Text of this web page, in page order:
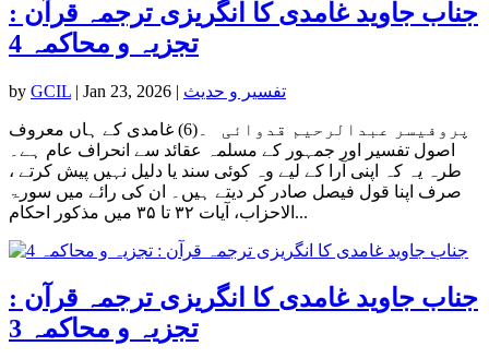
جناب جاوید غامدی کا انگریزی ترجمہ قرآن :
تجزیہ و محاکمہ 4
by GCIL | Jan 23, 2026 | تفسیر و حدیث
پروفیسر عبدالرحیم قدوائی ۔(6) غامدی کے ہاں معروف
اصول تفسیر اور جمہور کے مسلمہ عقائد سے انحراف عام ہے۔
طرہ یہ کہ اپنی آرا کے لیے وہ کوئی سند یا دلیل نہیں پیش کرتے ،
صرف اپنا قول فیصل صادر کر دیتے ہیں۔ ان کی رائے میں سورۃ
الاحزاب، آیات ۳۲ تا ۳۵ میں مذکور احکام...
جناب جاوید غامدی کا انگریزی ترجمہ قرآن :
تجزیہ و محاکمہ 3